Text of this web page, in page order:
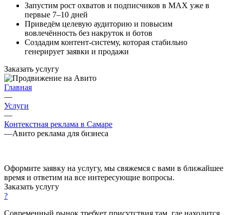
Запустим рост охватов и подписчиков в MAX уже в
первые 7–10 дней
Приведём целевую аудиторию и повысим
вовлечённость без накруток и ботов
Создадим контент-систему, которая стабильно
генерирует заявки и продажи
Заказать услугу
Главная
—
Услуги
—
Контекстная реклама в Самаре
—Авито реклама для бизнеса
Оформите заявку на услугу, мы свяжемся с вами в ближайшее
время и ответим на все интересующие вопросы.
Заказать услугу
?
Современный рынок требует присутствия там, где находится